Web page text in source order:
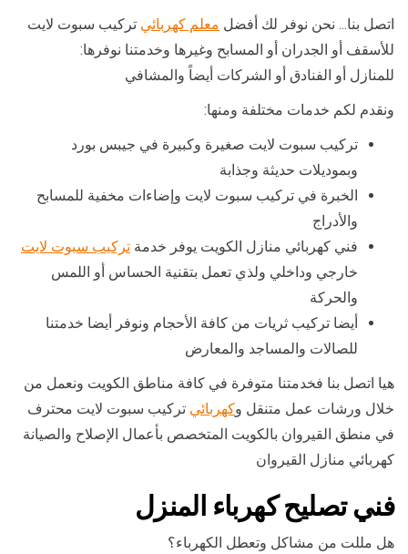
اتصل بنا… نحن نوفر لك أفضل معلم كهربائي تركيب سبوت لايت
للأسقف أو الجدران أو المسابح وغيرها وخدمتنا نوفرها:
للمنازل أو الفنادق أو الشركات أيضاً والمشافي
ونقدم لكم خدمات مختلفة ومنها:
تركيب سبوت لايت صغيرة وكبيرة في جيبس بورد
وبموديلات حديثة وجذابة
الخبرة في تركيب سبوت لايت وإضاءات مخفية للمسابح
والأدراج
فني كهربائي منازل الكويت يوفر خدمة تركيب سبوت لايت
خارجي وداخلي ولذي تعمل بتقنية الحساس أو اللمس
والحركة
أيضا تركيب ثريات من كافة الأحجام ونوفر أيضا خدمتنا
للصالات والمساجد والمعارض
هيا اتصل بنا فخدمتنا متوفرة في كافة مناطق الكويت ونعمل من
خلال ورشات عمل متنقل وكهربائي تركيب سبوت لايت محترف
في منطق القيروان بالكويت المتخصص بأعمال الإصلاح والصيانة
كهربائي منازل القيروان
فني تصليح كهرباء المنزل
هل مللت من مشاكل وتعطل الكهرباء؟